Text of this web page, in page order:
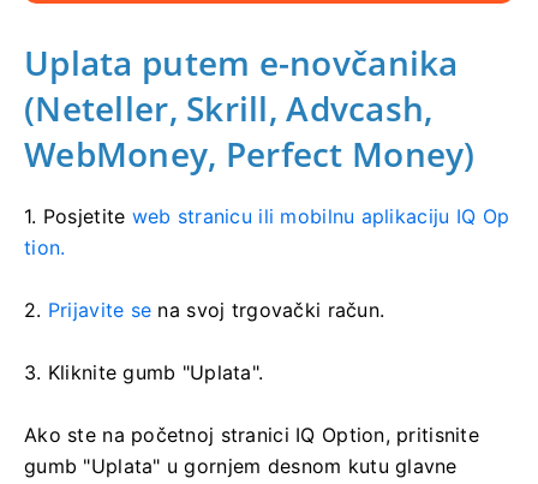
Uplata putem e-novčanika
(Neteller, Skrill, Advcash,
WebMoney, Perfect Money)
1. Posjetite web stranicu ili mobilnu aplikaciju IQ Op
tion.
2. Prijavite se na svoj trgovački račun.
3. Kliknite gumb "Uplata".
Ako ste na početnoj stranici IQ Option, pritisnite
gumb "Uplata" u gornjem desnom kutu glavne